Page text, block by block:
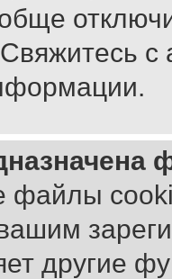
файлы
вашим
другие